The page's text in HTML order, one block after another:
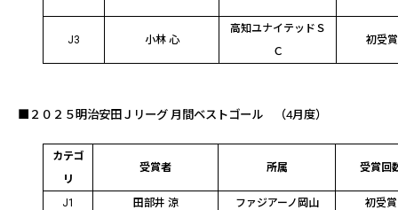
J3 小林 心
高知ユナイテッドＳ
Ｃ
初受賞
２０２５明治安田Ｊリーグ 月間ベストゴール （4月度）
カテゴ
リ
受賞者 所属 受賞回
J1 田部井 涼 ファジアーノ岡山 初受賞